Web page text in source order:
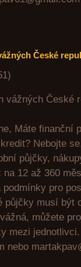
České
)
vážných České
Máte finanční
Nebojte
půjčky,
na 12 až 360
podmínky pro
půjčky musí být
můžete
mezi
nebo